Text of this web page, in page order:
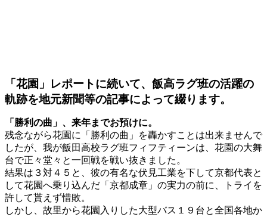
「花園」レポートに続いて、飯高ラグ班の活躍の
軌跡を地元新聞等の記事によって綴ります。
「勝利の曲」、来年までお預けに。
残念ながら花園に「勝利の曲」を轟かすことは出来ませんで
したが、我が飯田高校ラグ班フィフティーンは、花園の大舞
台で正々堂々と一回戦を戦い抜きました。
結果は３対４５と、彼の有名な伏見工業を下して京都代表と
して花園へ乗り込んだ「京都成章」の実力の前に、トライを
許して貰えず惜敗。
しかし、故里から花園入りした大型バス１９台と全国各地か